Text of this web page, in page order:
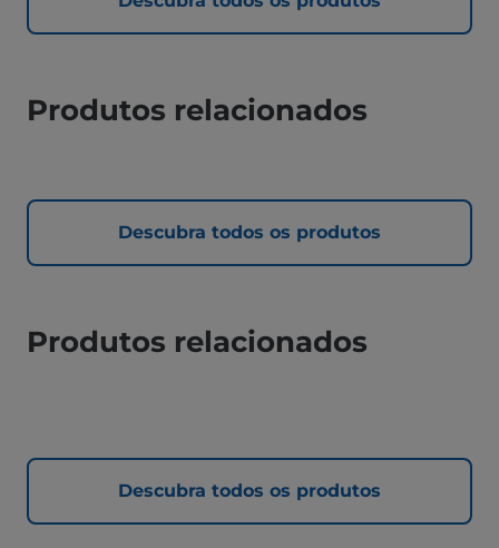
Produtos relacionados
Descubra todos os produtos
Produtos relacionados
Descubra todos os produtos